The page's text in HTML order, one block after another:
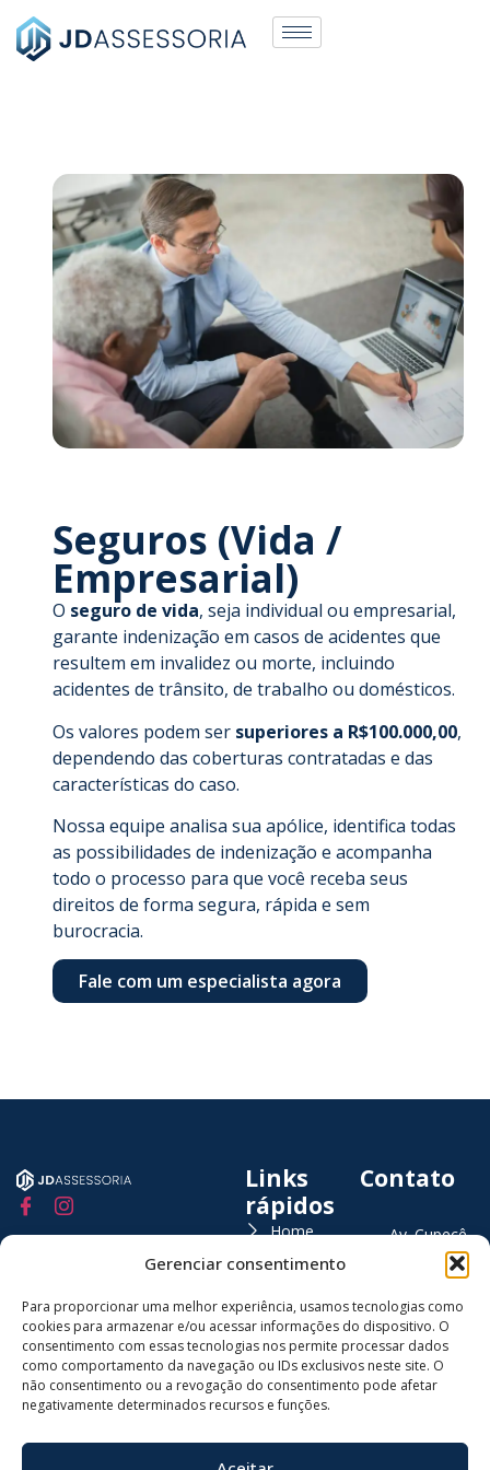
Gerenciar consentimento
Para proporcionar uma melhor experiência, usamos tecnologias como
cookies para armazenar e/ou acessar informações do dispositivo. O
consentimento com essas tecnologias nos permite processar dados
como comportamento da navegação ou IDs exclusivos neste site. O
não consentimento ou a revogação do consentimento pode afetar
negativamente determinados recursos e funções.
Seguros (Vida /
Empresarial)
O seguro de vida, seja individual ou empresarial,
garante indenização em casos de acidentes que
resultem em invalidez ou morte, incluindo
acidentes de trânsito, de trabalho ou domésticos.
Os valores podem ser superiores a R$100.000,00,
dependendo das coberturas contratadas e das
características do caso.
Nossa equipe analisa sua apólice, identifica todas
as possibilidades de indenização e acompanha
todo o processo para que você receba seus
direitos de forma segura, rápida e sem
burocracia.
Fale com um especialista agora
Links
rápidos
Home
Sobre nós
Nossos
serviços
Blog
Contato
Contato
Av. Cupecê,
4191, Sala 12
São Paulo/SP
(11)
94813-
9955